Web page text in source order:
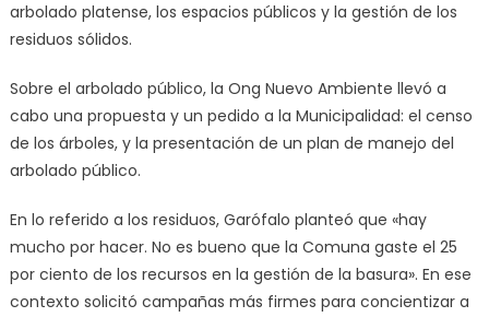
arbolado platense, los espacios públicos y la gestión de los
residuos sólidos.
Sobre el arbolado público, la Ong Nuevo Ambiente llevó a
cabo una propuesta y un pedido a la Municipalidad: el censo
de los árboles, y la presentación de un plan de manejo del
arbolado público.
En lo referido a los residuos, Garófalo planteó que «hay
mucho por hacer. No es bueno que la Comuna gaste el 25
por ciento de los recursos en la gestión de la basura». En ese
contexto solicitó campañas más firmes para concientizar a